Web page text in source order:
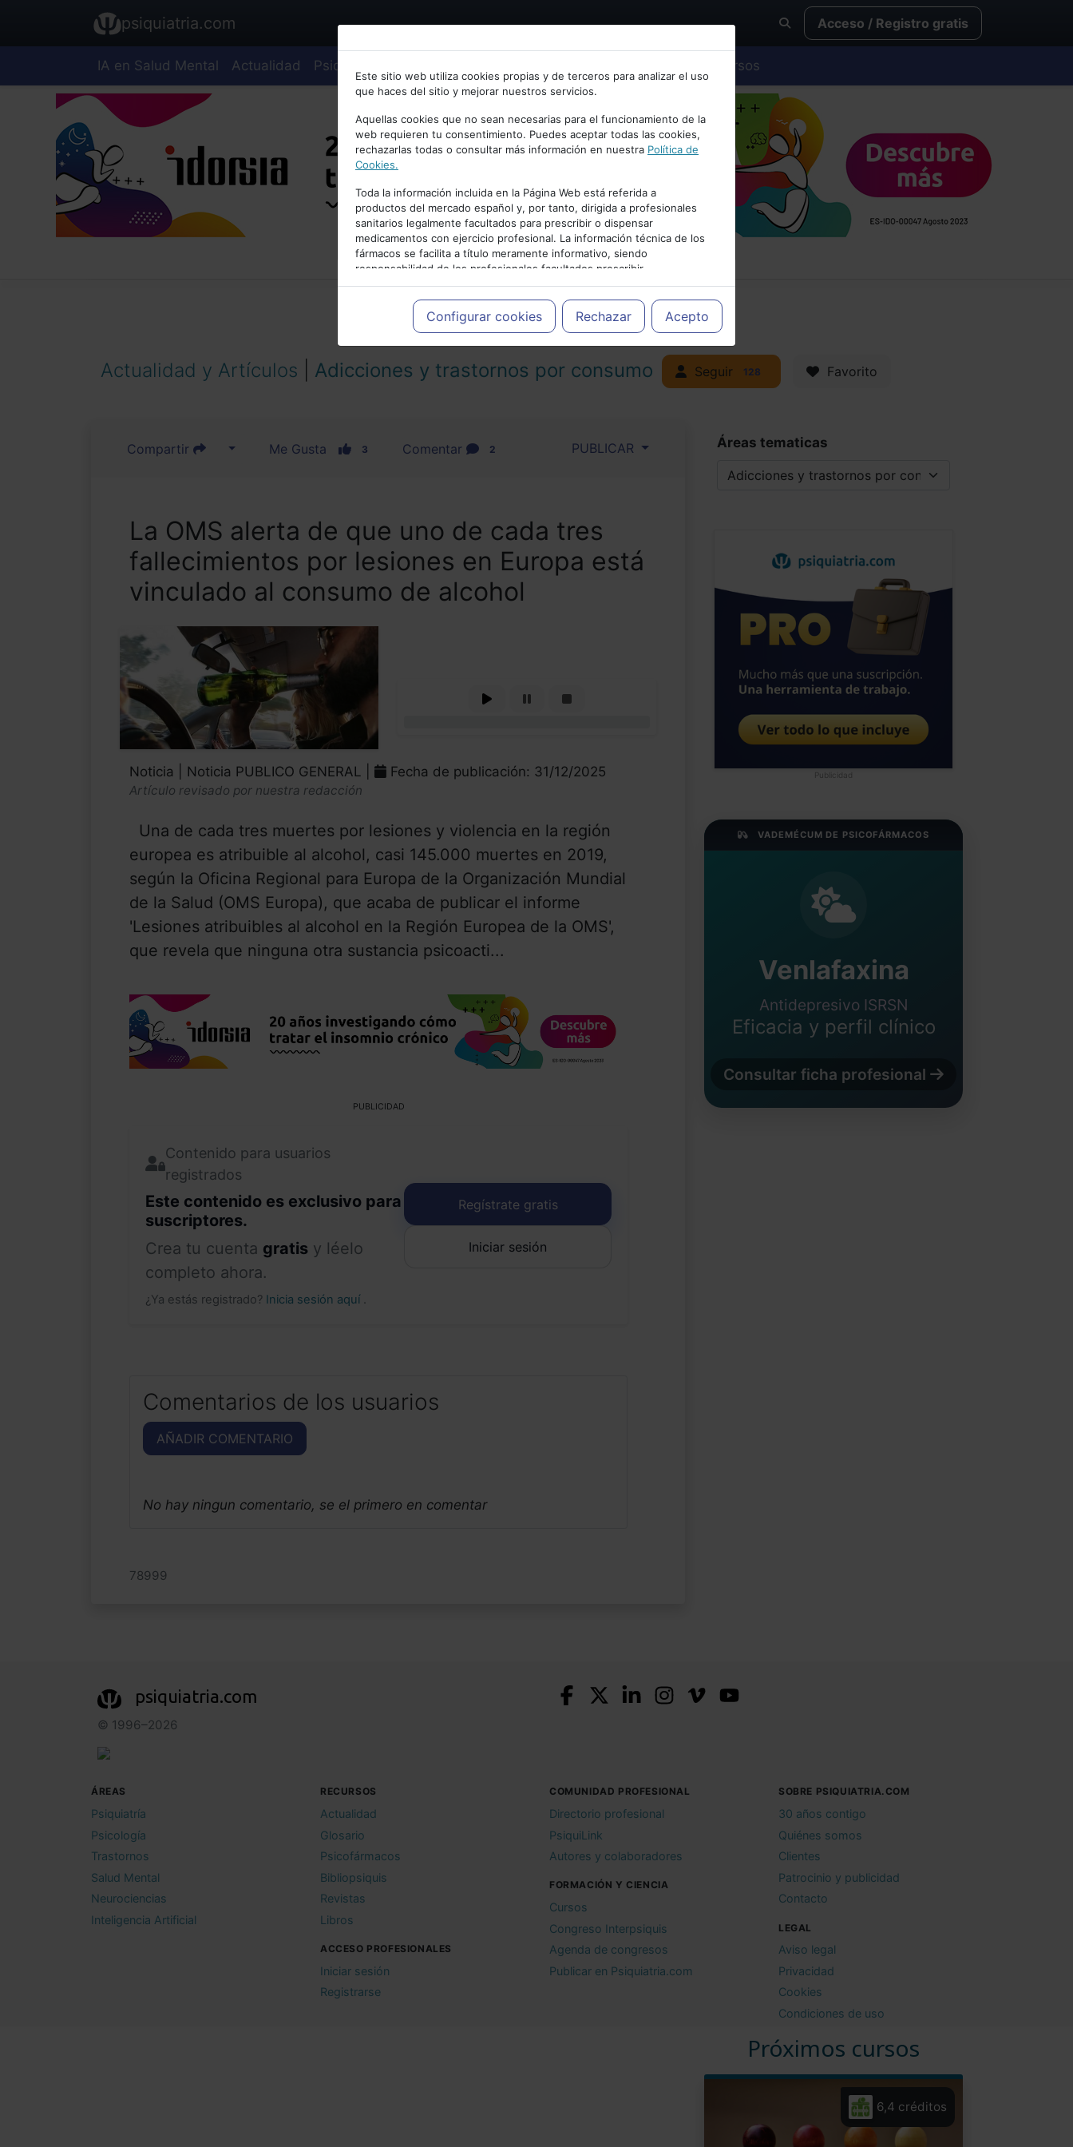
Bienvenid@ a psiquiatria.com
Escribe tu Email
Accede o regístrate con tu email.
Cancelar
psiquiatria.com Acceso / Registro gratis
IA en Salud Mental Actualidad Psiquiatría Cursos
Este sitio web utiliza cookies propias y de terceros para analizar el uso
que haces del sitio y mejorar nuestros servicios.
Aquellas cookies que no sean necesarias para el funcionamiento de la
web requieren tu consentimiento. Puedes aceptar todas las cookies,
rechazarlas todas o consultar más información en nuestra Política de
Cookies.
Toda la información incluida en la Página Web está referida a
productos del mercado español y, por tanto, dirigida a profesionales
sanitarios legalmente facultados para prescribir o dispensar
medicamentos con ejercicio profesional. La información técnica de los
fármacos se facilita a título meramente informativo, siendo
responsabilidad de los profesionales facultados prescribir
medicamentos y decidir, en cada caso concreto, el tratamiento más
adecuado a las necesidades del paciente.
Configurar cookies Rechazar Acepto
PUBLICIDAD
Actualidad y Artículos Adicciones y trastornos por consumo Seguir 128 Favorito
Compartir Me Gusta 3 Comentar 2 PUBLICAR
La OMS alerta de que uno de cada tres
fallecimientos por lesiones en Europa está
vinculado al consumo de alcohol
Noticia | Noticia PUBLICO GENERAL | Fecha de publicación: 31/12/2025
Artículo revisado por nuestra redacción
Una de cada tres muertes por lesiones y violencia en la región
europea es atribuible al alcohol, casi 145.000 muertes en 2019,
según la Oficina Regional para Europa de la Organización Mundial
de la Salud (OMS Europa), que acaba de publicar el informe
'Lesiones atribuibles al alcohol en la Región Europea de la OMS',
que revela que ninguna otra sustancia psicoacti...
PUBLICIDAD
Contenido para usuarios
registrados
Este contenido es exclusivo para
suscriptores.
Crea tu cuenta gratis y léelo
completo ahora.
¿Ya estás registrado? Inicia sesión aquí .
Regístrate gratis
Iniciar sesión
Comentarios de los usuarios
AÑADIR COMENTARIO
No hay ningun comentario, se el primero en comentar
78999
Áreas tematicas
Publicidad
VADEMÉCUM DE PSICOFÁRMACOS
Venlafaxina
Antidepresivo ISRSN
Eficacia y perfil clínico
Consultar ficha profesional
Próximos cursos
6,4 créditos
psiquiatria.com
© 1996–2026
ÁREAS
Psiquiatría
Psicología
Trastornos
Salud Mental
Neurociencias
Inteligencia Artificial
RECURSOS
Actualidad
Glosario
Psicofármacos
Bibliopsiquis
Revistas
Libros
ACCESO PROFESIONALES
Iniciar sesión
Registrarse
COMUNIDAD PROFESIONAL
Directorio profesional
PsiquiLink
Autores y colaboradores
FORMACIÓN Y CIENCIA
Cursos
Congreso Interpsiquis
Agenda de congresos
Publicar en Psiquiatria.com
SOBRE PSIQUIATRIA.COM
30 años contigo
Quiénes somos
Clientes
Patrocinio y publicidad
Contacto
LEGAL
Aviso legal
Privacidad
Cookies
Condiciones de uso